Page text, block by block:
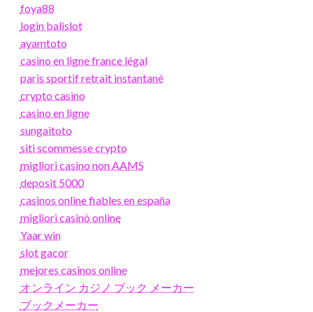
foya88
login balislot
ayamtoto
casino en ligne france légal
paris sportif retrait instantané
crypto casino
casino en ligne
sungaitoto
siti scommesse crypto
migliori casino non AAMS
deposit 5000
casinos online fiables en españa
migliori casinò online
Yaar win
slot gacor
mejores casinos online
オンライン カジノ ブック メーカー
ブックメーカー